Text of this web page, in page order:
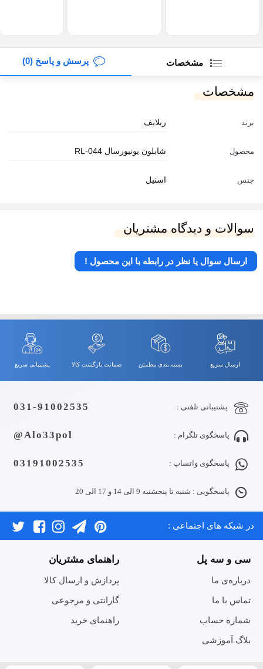
مشخصات پرسش و پاسخ (0)
مشخصات
برند ریلایف
محصول شابلون یونیورسال RL-044
جنس استیل
سوالات و دیدگاه مشتریان
ارسال سوال یا نظر در رابطه با این محصول !
ارسال سریع بسته بندی مطمئن ضمانت بازگشت کالا پشتیبانی سریع
پشتیبانی تلفنی : 031-91002535
پاسخگوی تلگرام : Alo33pol@
پاسخگوی واتساپ : 03191002535
پاسخگویی : شنبه تا پنجشنبه 9 الی 14 و 17 الی 20
در شبکه های اجتماعی :
سی و سه پل
درباره‌ی ما
تماس با ما
شماره حساب
بلاگ آموزشی
راهنمای مشتریان
پردازش و ارسال کالا
گارانتی و مرجوعی
راهنمای خرید